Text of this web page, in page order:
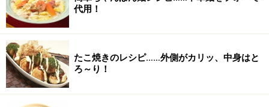
代用！
たこ焼きのレシピ……外側がカリッ、中身はと
ろ～り！